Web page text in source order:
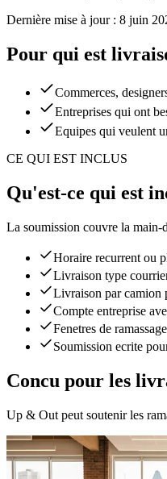
Dernière mise à jour : 8 juin
Pour qui est
Commerces,
Entreprises qui ont
Equipes qui veulent
CE QUI EST INCLUS
Qu'est-ce qui est
La soumission couvre la main-
Horaire recurrent ou
Livraison type
Livraison par camion
Compte entreprise
Fenetres de
Soumission ecrite
Concu pour les
Up & Out peut soutenir les